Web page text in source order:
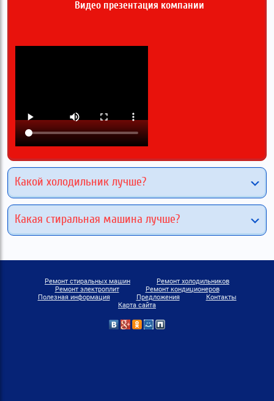
Видео презентация компании
Какой холодильник лучше?
Какая стиральная машина лучше?
Ремонт стиральных машин
Ремонт холодильников
Ремонт электроплит
Ремонт кондиционеров
Полезная информация
Предложения
Контакты
Карта сайта